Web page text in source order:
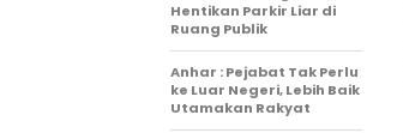
Hentikan Parkir Liar di
Ruang Publik
Anhar : Pejabat Tak Perlu
ke Luar Negeri, Lebih Baik
Utamakan Rakyat